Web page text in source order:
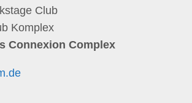
Club
Komplex
Connexion Complex